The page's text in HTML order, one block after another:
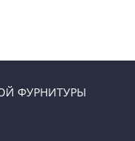
ФУРНИТУРЫ